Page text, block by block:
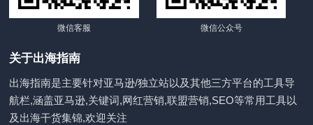
微信客服 微信公众号
关于出海指南
出海指南是主要针对亚马逊/独立站以及其他三方平台的工具导
航栏,涵盖亚马逊,关键词,网红营销,联盟营销,SEO等常用工具以
及出海干货集锦,欢迎关注